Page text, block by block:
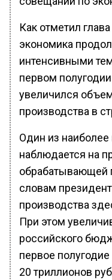
Как отметил
экономика
интенсивными
первом
увеличился
производства в
Один из
наблюдается на
обрабатывающей
словам
производства
При этом
российского
первое
20 триллионов